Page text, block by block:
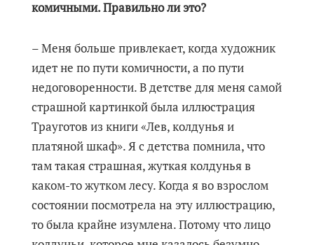
комичными. Правильно ли это?
– Меня больше привлекает, когда художник
идет не по пути комичности, а по пути
недоговоренности. В детстве для меня самой
страшной картинкой была иллюстрация
Трауготов из книги «Лев, колдунья и
платяной шкаф». Я с детства помнила, что
там такая страшная, жуткая колдунья в
каком-то жутком лесу. Когда я во взрослом
состоянии посмотрела на эту иллюстрацию,
то была крайне изумлена. Потому что лицо